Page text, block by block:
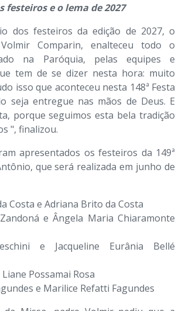
festeiros e o lema de 2027
dos festeiros da edição de 2027, o
Comparin, enalteceu todo o
na Paróquia, pelas equipes e
tem de se dizer nesta hora: muito
isso que aconteceu nesta 148ª Festa
seja entregue nas mãos de Deus. E
porque seguimos esta bela tradição
", finalizou.
apresentados os festeiros da 149ª
que será realizada em junho de
Costa e Adriana Brito da Costa
e Ângela Maria Chiaramonte
e Jacqueline Eurânia Bellé
Possamai Rosa
e Marilice Refatti Fagundes